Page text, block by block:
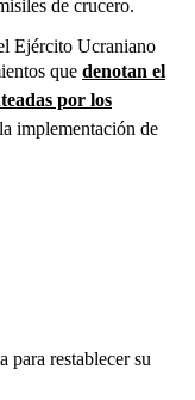
de crucero.
Ejército Ucraniano
que denotan el
por los
implementación de
para restablecer su